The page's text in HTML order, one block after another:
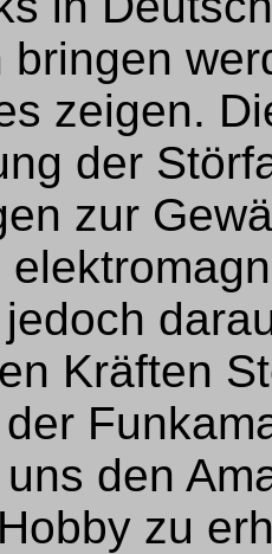
bringen
zeigen.
der
zur
Kräften
den
zu